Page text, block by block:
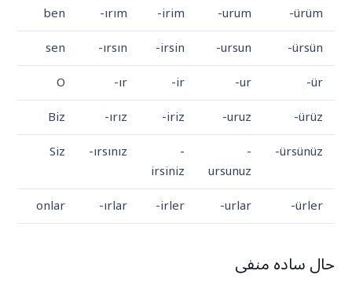
-ürüm
-urum
-irim
-ırım
ben
-ürsün
-ursun
-irsin
-ırsın
sen
-ür
-ur
-ir
-ır
O
-ürüz
-uruz
-iriz
-ırız
Biz
-ürsünüz
-
ursunuz
-
irsiniz
-ırsınız
Siz
-ürler
-urlar
-irler
-ırlar
onlar
حال ساده منفی